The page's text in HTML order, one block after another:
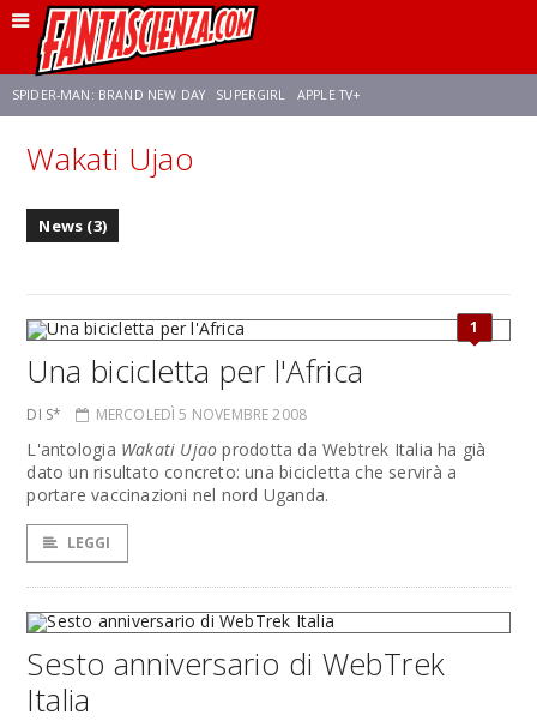
SPIDER-MAN: BRAND NEW DAY SUPERGIRL APPLE TV+
FRANCO RICCIARDIELLO ZENDAYA
Wakati Ujao
News (3)
1
Una bicicletta per l'Africa
DI S* MERCOLEDÌ 5 NOVEMBRE 2008
L'antologia Wakati Ujao prodotta da Webtrek Italia ha già
dato un risultato concreto: una bicicletta che servirà a
portare vaccinazioni nel nord Uganda.
LEGGI
Sesto anniversario di WebTrek
Italia